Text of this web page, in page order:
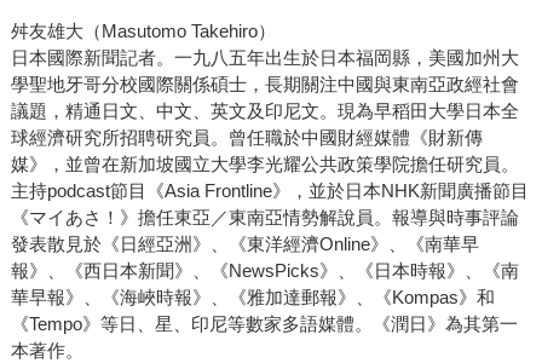
舛友雄大（Masutomo Takehiro）
日本國際新聞記者。一九八五年出生於日本福岡縣，美國加州大
學聖地牙哥分校國際關係碩士，長期關注中國與東南亞政經社會
議題，精通日文、中文、英文及印尼文。現為早稻田大學日本全
球經濟研究所招聘研究員。曾任職於中國財經媒體《財新傳
媒》，並曾在新加坡國立大學李光耀公共政策學院擔任研究員。
主持podcast節目《Asia Frontline》，並於日本NHK新聞廣播節目
《マイあさ！》擔任東亞／東南亞情勢解說員。報導與時事評論
發表散見於《日經亞洲》、《東洋經濟Online》、《南華早
報》、《西日本新聞》、《NewsPicks》、《日本時報》、《南
華早報》、《海峽時報》、《雅加達郵報》、《Kompas》和
《Tempo》等日、星、印尼等數家多語媒體。《潤日》為其第一
本著作。